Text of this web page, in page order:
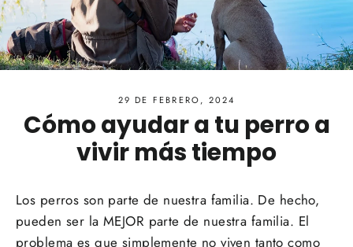
29 DE FEBRERO, 2024
Cómo ayudar a tu perro a
vivir más tiempo
Los perros son parte de nuestra familia. De hecho,
pueden ser la MEJOR parte de nuestra familia. El
problema es que simplemente no viven tanto como